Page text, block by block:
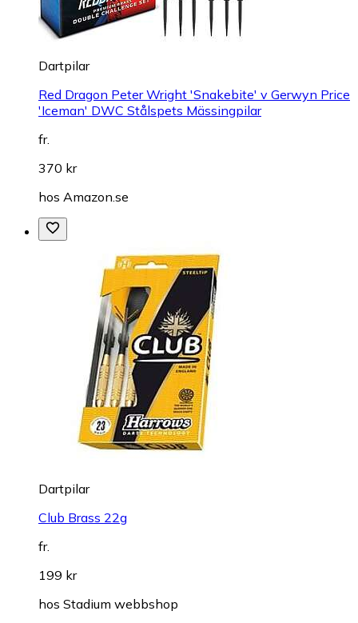
Dartpilar
Red Dragon Peter Wright 'Snakebite' v Gerwyn Price
'Iceman' DWC Stålspets Mässingpilar
fr.
370 kr
hos Amazon.se
Dartpilar
Club Brass 22g
fr.
199 kr
hos Stadium webbshop